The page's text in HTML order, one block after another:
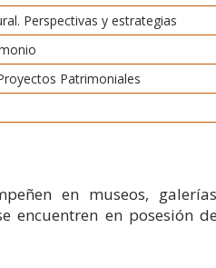
Perspectivas y estrategias
Patrimoniales
en museos,
encuentren en